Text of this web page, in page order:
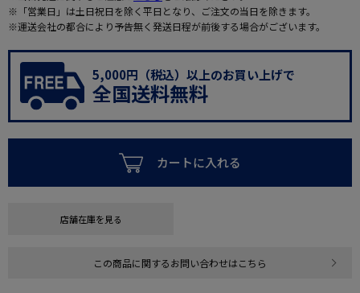
※「営業日」は土日祝日を除く平日となり、ご注文の当日を除きます。
※運送会社の都合により予告無く発送日程が前後する場合がございます。
5,000円（税込）以上のお買い上げで
全国送料無料
カートに入れる
店舗在庫を見る
この商品に関するお問い合わせはこちら